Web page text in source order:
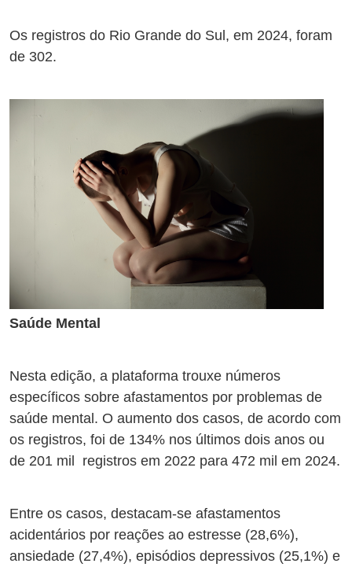
Os registros do Rio Grande do Sul, em 2024, foram
de 302.
Saúde Mental
Nesta edição, a plataforma trouxe números
específicos sobre afastamentos por problemas de
saúde mental. O aumento dos casos, de acordo com
os registros, foi de 134% nos últimos dois anos ou
de 201 mil registros em 2022 para 472 mil em 2024.
Entre os casos, destacam-se afastamentos
acidentários por reações ao estresse (28,6%),
ansiedade (27,4%), episódios depressivos (25,1%) e